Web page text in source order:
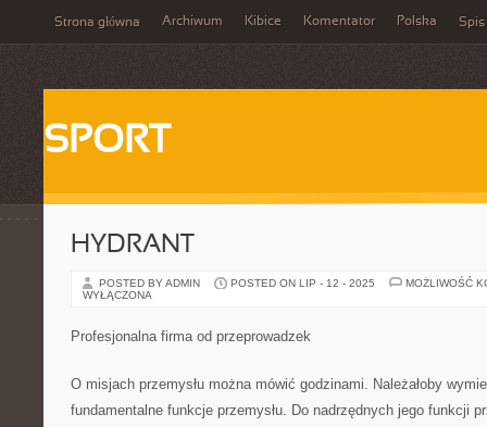
Strona główna Archiwum Kibice Komentator Polska Spis
SPORT
HYDRANT
POSTED BY ADMIN POSTED ON LIP - 12 - 2025
MOŻLIWOŚĆ
WYŁĄCZONA
Profesjonalna firma od przeprowadzek
O misjach przemysłu można mówić godzinami. Należałoby
fundamentalne funkcje przemysłu. Do nadrzędnych jego funkcji